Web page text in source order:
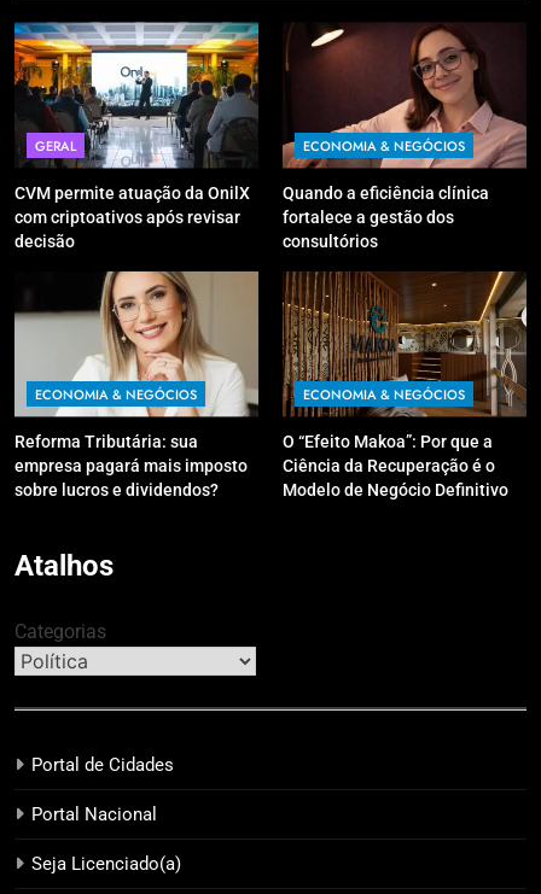
GERAL
CVM permite atuação da OnilX
com criptoativos após revisar
decisão
ECONOMIA & NEGÓCIOS
Quando a eficiência clínica
fortalece a gestão dos
consultórios
ECONOMIA & NEGÓCIOS
Reforma Tributária: sua
empresa pagará mais imposto
sobre lucros e dividendos?
ECONOMIA & NEGÓCIOS
O “Efeito Makoa”: Por que a
Ciência da Recuperação é o
Modelo de Negócio Definitivo
Atalhos
Categorias
Portal de Cidades
Portal Nacional
Seja Licenciado(a)